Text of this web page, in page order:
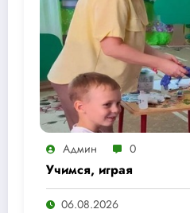
Админ 0
Учимся, играя
06.08.2026